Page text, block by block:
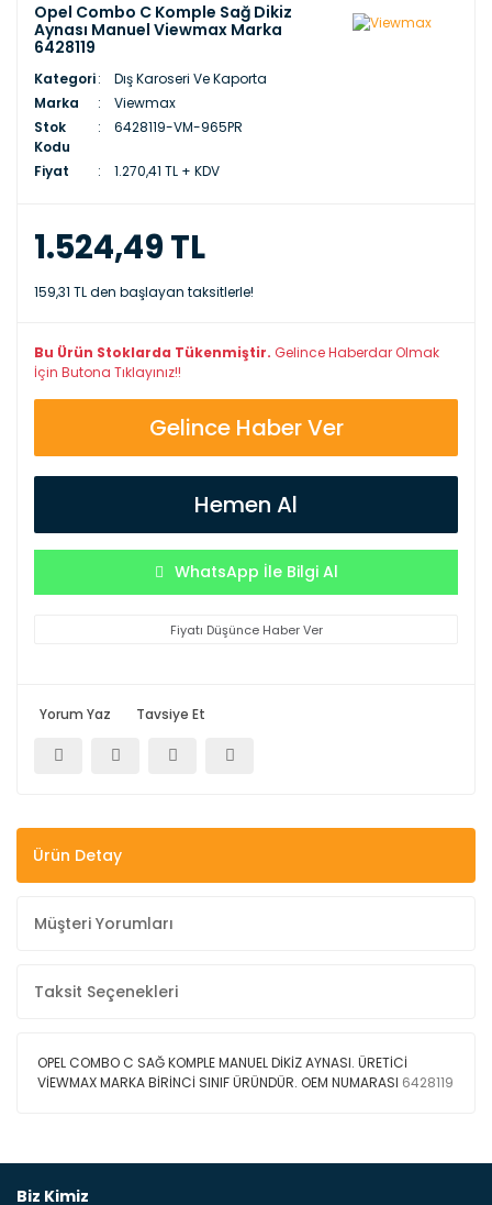
Opel Combo C Komple Sağ Dikiz
Aynası Manuel Viewmax Marka
6428119
Kategori
Dış Karoseri Ve Kaporta
Marka
Viewmax
Stok
Kodu
6428119-VM-965PR
Fiyat 1.270,41 TL + KDV
1.524,49 TL
159,31 TL den başlayan taksitlerle!
Bu Ürün Stoklarda Tükenmiştir. Gelince Haberdar Olmak
İçin Butona Tıklayınız!!
Gelince Haber Ver
Hemen Al
WhatsApp İle Bilgi Al
Fiyatı Düşünce Haber Ver
Yorum Yaz Tavsiye Et
Ürün Detay
Müşteri Yorumları
Taksit Seçenekleri
OPEL COMBO C SAĞ KOMPLE MANUEL DİKİZ AYNASI. ÜRETİCİ
VİEWMAX MARKA BİRİNCİ SINIF ÜRÜNDÜR. OEM NUMARASI 6428119
Biz Kimiz